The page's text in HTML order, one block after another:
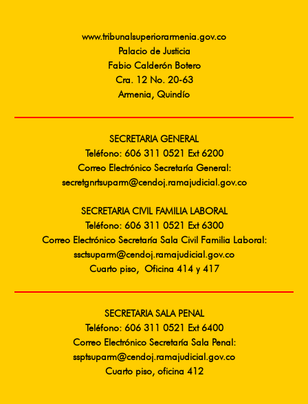
www.tribunalsuperiorarmenia.gov.co
Palacio de Justicia
Fabio Calderón Botero
Cra. 12 No. 20-63
Armenia, Quindío
SECRETARIA GENERAL
Teléfono: 606 311 0521 Ext 6200
Correo Electrónico Secretaría General:
secretgnrtsuparm@cendoj.ramajudicial.gov.co
SECRETARIA CIVIL FAMILIA LABORAL
Teléfono: 606 311 0521 Ext 6300
Correo Electrónico Secretaría Sala Civil Familia Laboral:
ssctsuparm@cendoj.ramajudicial.gov.co
Cuarto piso, Oficina 414 y 417
SECRETARIA SALA PENAL
Teléfono: 606 311 0521 Ext 6400
Correo Electrónico Secretaría Sala Penal:
ssptsuparm@cendoj.ramajudicial.gov.co
Cuarto piso, oficina 412